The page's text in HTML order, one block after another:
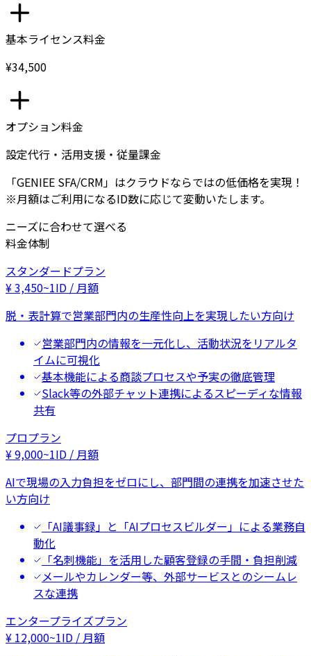
基本ライセンス料金
¥34,500
オプション料金
設定代行・活用支援・従量課金
「GENIEE SFA/CRM」はクラウドならではの低価格を実現！
※月額はご利用になるID数に応じて変動いたします。
ニーズに合わせて選べる
料金体制
スタンダードプラン
¥3,450~1ID / 月額
脱・表計算で営業部門内の生産性向上を実現したい方向け
営業部門内の情報を一元化し、活動状況をリアルタ
イムに可視化
基本機能による商談プロセスや予実の徹底管理
Slack等の外部チャット連携によるスピーディな情報
共有
プロプラン
¥9,000~1ID / 月額
AIで現場の入力負担をゼロにし、部門間の連携を加速させた
い方向け
「AI議事録」と「AIプロセスビルダー」による業務自
動化
「名刺機能」を活用した顧客登録の手間・負担削減
メールやカレンダー等、外部サービスとのシームレ
スな連携
エンタープライズプラン
¥ 12,000~1ID / 月額